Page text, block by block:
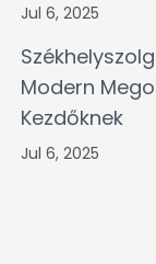
Jul 6, 2025
Modern
Kezdőknek
Jul 6, 2025